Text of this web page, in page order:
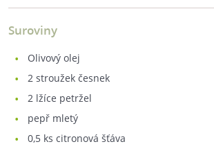
Suroviny
olivový olej
2 stroužek česnek
2 lžíce petržel
pepř mletý
0,5 ks citronová šťáva